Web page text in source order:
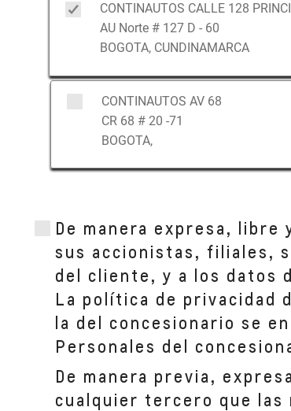
CONTINAUTOS CALLE 128
AU Norte # 127 D - 60
BOGOTA, CUNDINAMARCA
CONTINAUTOS AV 68
CR 68 # 20 -71
BOGOTA,
De manera expresa,
sus accionistas, filiales,
del cliente, y a los datos
La política de privacidad
la del concesionario se
Personales del
De manera previa,
cualquier tercero que